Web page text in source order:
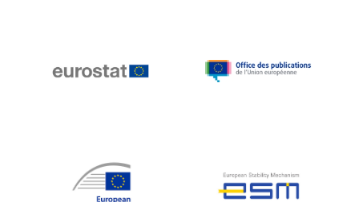
Katharien L.C. Hunt
Klaus-Heiner Lehne
Koen LENAERTS